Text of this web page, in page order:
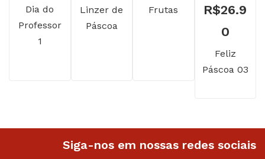
preço
original
preço
atual
Dia do
Professor
1
Linzer de
Páscoa
Frutas
R$26.9
0Faixa
de
Feliz
Páscoa 03
Siga-nos em nossas redes sociais